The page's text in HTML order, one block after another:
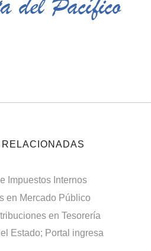
Impuestos Internos
en Mercado Público
en Tesorería
Estado; Portal ingresa